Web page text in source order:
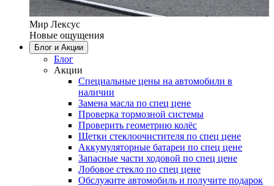
Мир Лексус
Новые ощущения
Блог и Акции
Блог
Акции
Специальные цены на автомобили в
наличии
Замена масла по спец цене
Проверка тормозной системы
Проверить геометрию колёс
Щетки стеклоочистителя по спец цене
Аккумуляторные батареи по спец цене
Запасные части ходовой по спец цене
Лобовое стекло по спец цене
Обслужите автомобиль и получите подарок